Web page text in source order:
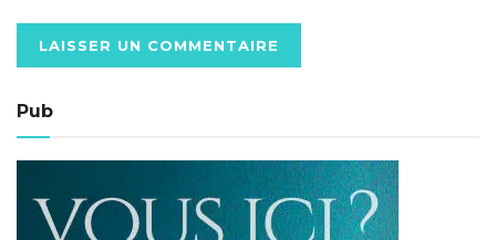
Pub